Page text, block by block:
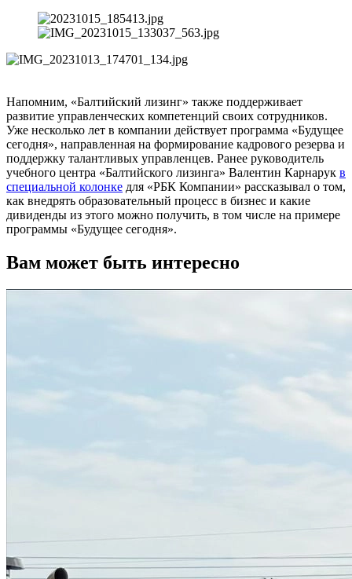
Напомним, «Балтийский лизинг» также поддерживает
развитие управленческих компетенций своих сотрудников.
Уже несколько лет в компании действует программа «Будущее
сегодня», направленная на формирование кадрового резерва и
поддержку талантливых управленцев. Ранее руководитель
учебного центра «Балтийского лизинга» Валентин Карнарук в
специальной колонке для «РБК Компании» рассказывал о том,
как внедрять образовательный процесс в бизнес и какие
дивиденды из этого можно получить, в том числе на примере
программы «Будущее сегодня».
Вам может быть интересно